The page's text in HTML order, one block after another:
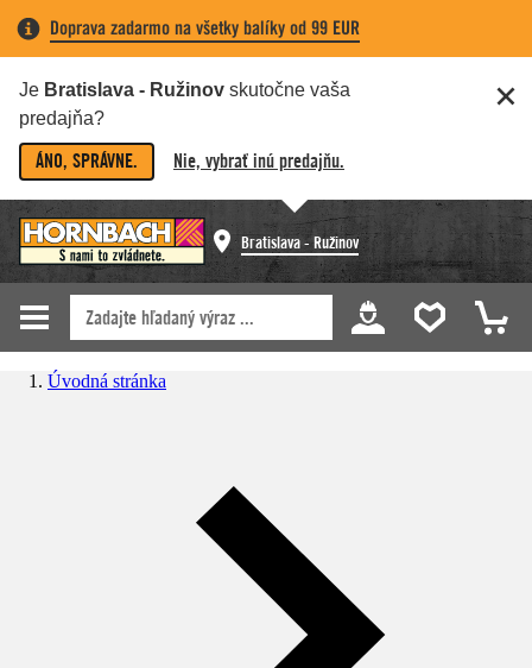
Doprava zadarmo na všetky balíky od 99 EUR
Je Bratislava - Ružinov skutočne vaša
predajňa?
ÁNO, SPRÁVNE. Nie, vybrať inú predajňu.
Bratislava - Ružinov
Úvodná stránka